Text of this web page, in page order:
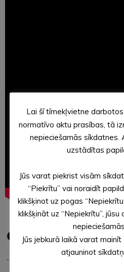
← Iepriekšējā ziņa
Lai šī tīmekļvietne
normatīvo aktu prasības, tā
nepieciešamās sīkdatnes.
uzstādītas
Jūs varat piekrist visām
“Piekrītu” vai noraidīt
klikšķinot uz pogas
klikšķināt uz “Nepiekrītu”,
Jūs jebkurā laikā varat
atjauninot